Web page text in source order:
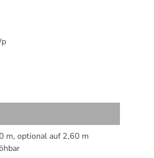
m, optional auf 2,60 m